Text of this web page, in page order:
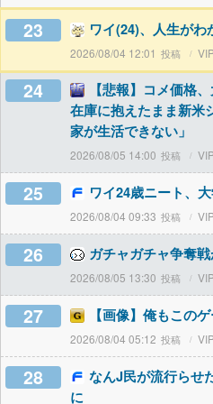
23 ワイ(24)、人生がわ
2026/08/04 12:01
24
【悲報】コメ価格
在庫に抱えたまま新米
家が生活できない」
2026/08/05 14:00 VIP
25 ワイ24歳ニート、
2026/08/04 09:33
26 ガチャガチャ争奪
2026/08/05 13:30 VIP
27 【画像】俺もこの
2026/08/04 05:12
28
なんJ民が流行らせ
に